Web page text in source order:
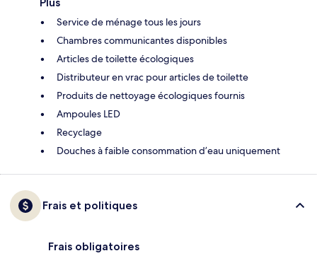
Service de ménage tous les jours
Chambres communicantes disponibles
Articles de toilette écologiques
Distributeur en vrac pour articles de toilette
Produits de nettoyage écologiques fournis
Ampoules LED
Recyclage
Douches à faible consommation d’eau uniquement
Frais et politiques
Frais obligatoires